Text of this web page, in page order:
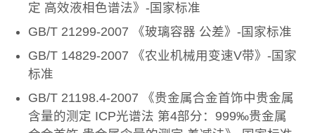
定 高效液相色谱法》-国家标准
GB/T 21299-2007 《玻璃容器 公差》-国家标准
GB/T 14829-2007 《农业机械用变速V带》-国家
标准
GB/T 21198.4-2007 《贵金属合金首饰中贵金属
含量的测定 ICP光谱法 第4部分：999‰贵金属